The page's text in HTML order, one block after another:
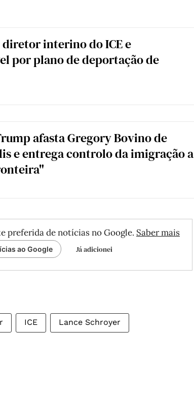
interino do ICE e
por plano de deportação de
afasta Gregory Bovino de
e entrega controlo da imigração a
preferida de notícias no Google. Saber mais
ao Google Já adicionei
ICE Lance Schroyer